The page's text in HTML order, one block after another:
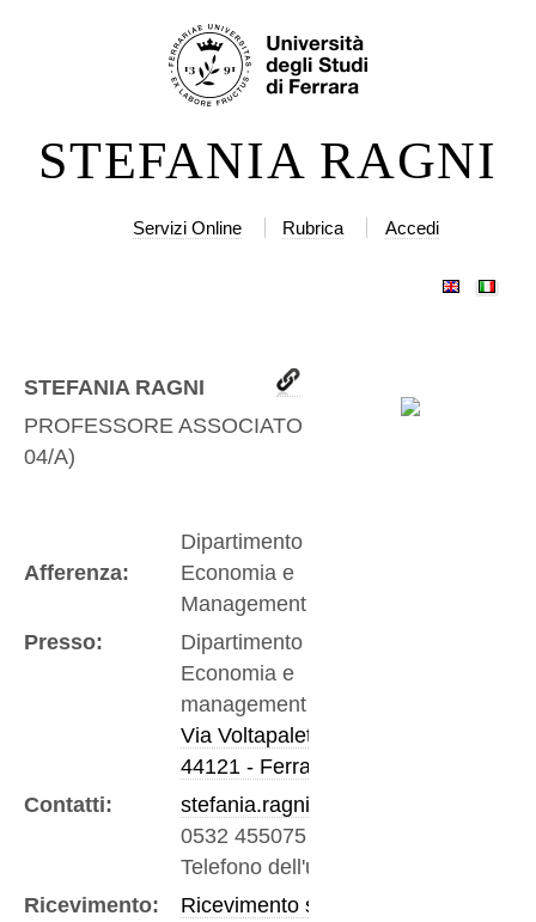
Salta
allaSTEFANIA RAGNI
Servizi Online Rubrica Accedi
STEFANIA RAGNI
PROFESSORE ASSOCIATO
04/A)
Afferenza:
Dipartimento di
Economia e
Management
Presso:
Dipartimento di
Economia e
management
Via Voltapaletto 11
44121 - Ferrara
Contatti:
stefania.ragni@unife.it
0532 455075
Telefono dell'ufficio
Ricevimento:
Ricevimento su